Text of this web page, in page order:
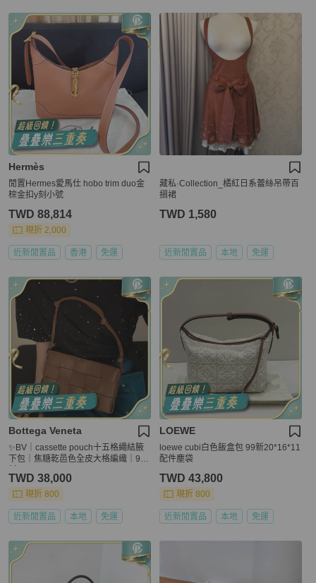
Hermès
閒置Hermes愛馬仕 hobo trim duo金
棕金扣y刻小號
TWD 88,814
現折 2,000
近新閒置品 香港 免運
藏私·Collection_橘紅日系蕾絲吊帶百
摺裙
TWD 1,580
近新閒置品 本地 免運
Bottega Veneta
✨BV｜cassette pouch十五格繩結腋
下包｜焦糖乾邑色全皮大格編織｜98
TWD 38,000
現折 800
近新閒置品 本地 免運
LOEWE
loewe cubi白色飯盒包 99新20*16*11
配件塵袋
TWD 43,800
現折 800
近新閒置品 本地 免運